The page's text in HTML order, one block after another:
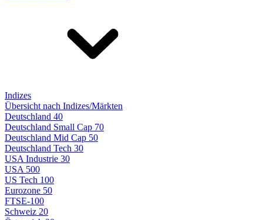
Indizes
Übersicht nach Indizes/Märkten
Deutschland 40
Deutschland Small Cap 70
Deutschland Mid Cap 50
Deutschland Tech 30
USA Industrie 30
USA 500
US Tech 100
Eurozone 50
FTSE-100
Schweiz 20